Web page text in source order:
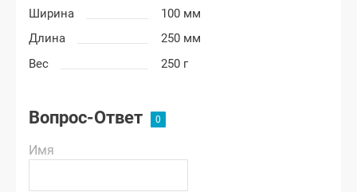
Ширина
100 мм
Длина
250 мм
Вес
250 г
Вопрос-Ответ
Имя